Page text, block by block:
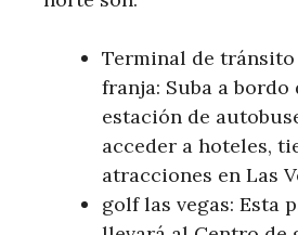
Terminal de
franja: Suba a bordo
estación de
acceder a hoteles,
atracciones en Las
golf las vegas: Esta